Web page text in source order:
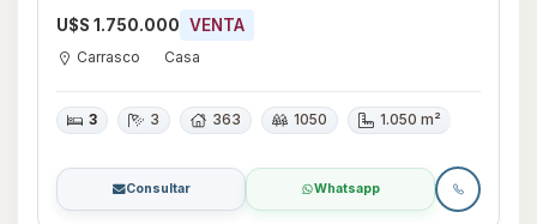
U$S 1.750.000 VENTA
Carrasco Casa
3 3 363 1050 1.050 m²
Consultar Whatsapp